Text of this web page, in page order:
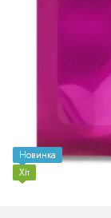
Новинка
Хіт